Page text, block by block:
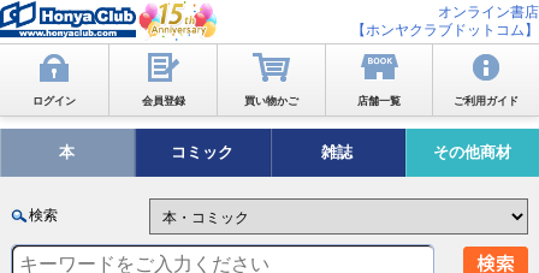
オンライン書店
【ホンヤクラブドットコム】
ログイン 会員登録 買い物かご 店舗一覧 ご利用ガイド
本 コミック 雑誌 その他商材
検索